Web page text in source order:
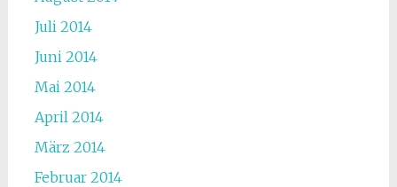
Juli 2014
Juni 2014
Mai 2014
April 2014
März 2014
Februar 2014